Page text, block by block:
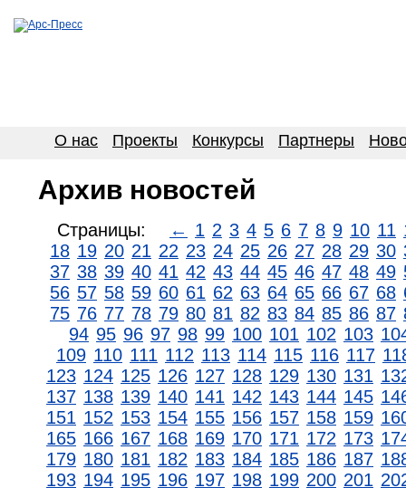
О нас Проекты Конкурсы Партнеры
Архив новостей
Страницы: ← 1 2 3 4 5 6 7 8 9 10 11
18 19 20 21 22 23 24 25 26 27 28 29 30
37 38 39 40 41 42 43 44 45 46 47 48 49
56 57 58 59 60 61 62 63 64 65 66 67 68
75 76 77 78 79 80 81 82 83 84 85 86 87
94 95 96 97 98 99 100 101 102 103
109 110 111 112 113 114 115 116 117
123 124 125 126 127 128 129 130 131
137 138 139 140 141 142 143 144 145
151 152 153 154 155 156 157 158 159
165 166 167 168 169 170 171 172 173
179 180 181 182 183 184 185 186 187
193 194 195 196 197 198 199 200 201